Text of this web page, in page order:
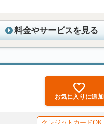
料金やサービスを見る
お気に入りに追加
クレジットカードOK